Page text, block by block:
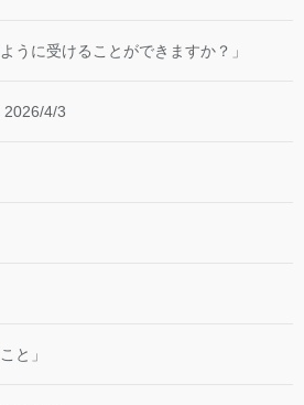
うに受けることができますか？」
2026/4/3
と」